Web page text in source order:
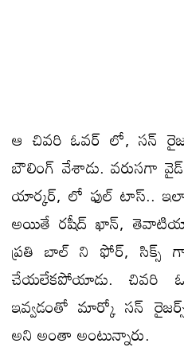
ఆ చివరి ఓవర్ లో, సన్
బౌలింగ్ వేశాడు. వరుసగా
యార్కర్, లో ఫుల్ టాస్..
అయితే రషీద్ ఖాన్,
ప్రతి బాల్ ని ఫోర్, సిక్స్
చేయలేకపోయాడు. చివ‌రి
ఇవ్వడంతో మార్కో సన్
అని అంతా అంటున్నారు.